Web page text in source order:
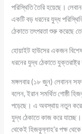
পরিস্থিতি তৈরি হয়েছে।
একটি বড় ধরনের যুদ্ধ
ঠেকাতে তৎপরতা শুরু করেছে
হোয়াইট হাউসের একজন
ধরনের যুদ্ধ ঠেকাতে
মঙ্গলবার (১৮ জুন) লেবানন
বলেন, ইরান সমর্থিত গোষ্ঠী
পড়েছে। এ অবস্থায় নতুন করে
যুদ্ধ ঠেকাতে কাজ করে
থেকেই হিজবুল্লাহ’র পক্ষ